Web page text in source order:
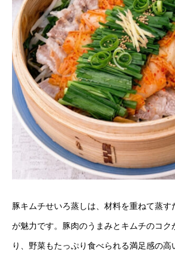
豚キムチせいろ蒸しは、材料を重ねて蒸
が魅力です。豚肉のうまみとキムチのコク
り、野菜もたっぷり食べられる満足感の高